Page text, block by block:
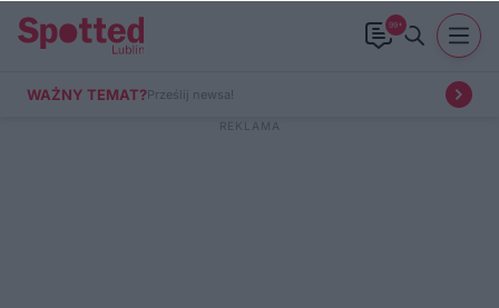
99+
WAŻNY TEMAT?Prześlij newsa!